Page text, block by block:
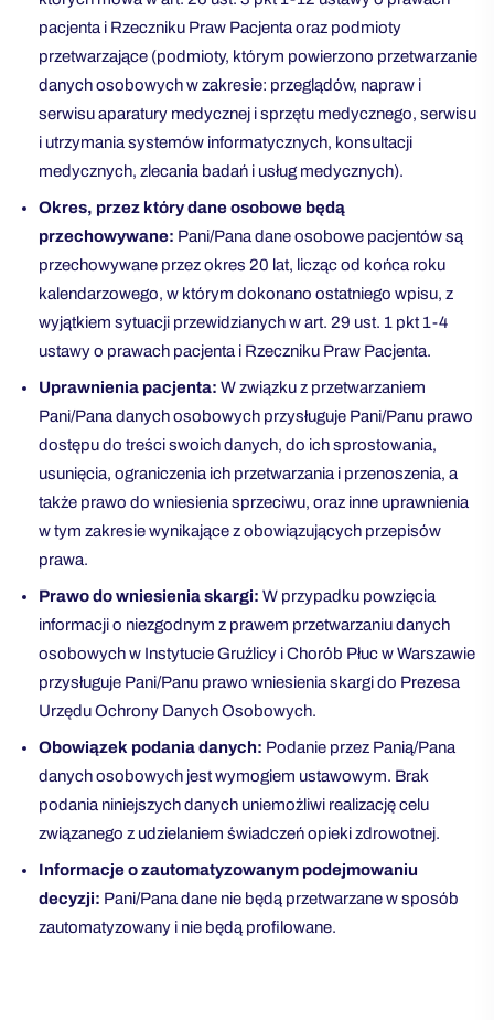
pacjenta i Rzeczniku Praw Pacjenta oraz podmioty
przetwarzające (podmioty, którym powierzono przetwarzanie
danych osobowych w zakresie: przeglądów, napraw i
serwisu aparatury medycznej i sprzętu medycznego, serwisu
i utrzymania systemów informatycznych, konsultacji
medycznych, zlecania badań i usług medycznych).
Okres, przez który dane osobowe będą
przechowywane: Pani/Pana dane osobowe pacjentów są
przechowywane przez okres 20 lat, licząc od końca roku
kalendarzowego, w którym dokonano ostatniego wpisu, z
wyjątkiem sytuacji przewidzianych w art. 29 ust. 1 pkt 1-4
ustawy o prawach pacjenta i Rzeczniku Praw Pacjenta.
Uprawnienia pacjenta: W związku z przetwarzaniem
Pani/Pana danych osobowych przysługuje Pani/Panu prawo
dostępu do treści swoich danych, do ich sprostowania,
usunięcia, ograniczenia ich przetwarzania i przenoszenia, a
także prawo do wniesienia sprzeciwu, oraz inne uprawnienia
w tym zakresie wynikające z obowiązujących przepisów
prawa.
Prawo do wniesienia skargi: W przypadku powzięcia
informacji o niezgodnym z prawem przetwarzaniu danych
osobowych w Instytucie Gruźlicy i Chorób Płuc w Warszawie
przysługuje Pani/Panu prawo wniesienia skargi do Prezesa
Urzędu Ochrony Danych Osobowych.
Obowiązek podania danych: Podanie przez Panią/Pana
danych osobowych jest wymogiem ustawowym. Brak
podania niniejszych danych uniemożliwi realizację celu
związanego z udzielaniem świadczeń opieki zdrowotnej.
Informacje o zautomatyzowanym podejmowaniu
decyzji: Pani/Pana dane nie będą przetwarzane w sposób
zautomatyzowany i nie będą profilowane.